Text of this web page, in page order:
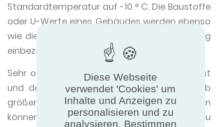
Standardtemperatur auf -10 ° C. Die Baustoffe
oder U-Werte eines Gebäudes werden ebenso
wie die Gebäudegeometrie in die Berechnung
einbezogen.
Sehr oft entfällt eine Berechnung der Heizlast
und des gesamten Wärmebedarfs, weshalb
größere Wärmepumpen gewählt werden
können, um einen Sicherheitszuschlag zu
Diese Webseite
verwendet 'Cookies' um
Inhalte und Anzeigen zu
personalisieren und zu
analysieren. Bestimmen